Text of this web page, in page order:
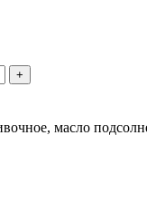
+
масло